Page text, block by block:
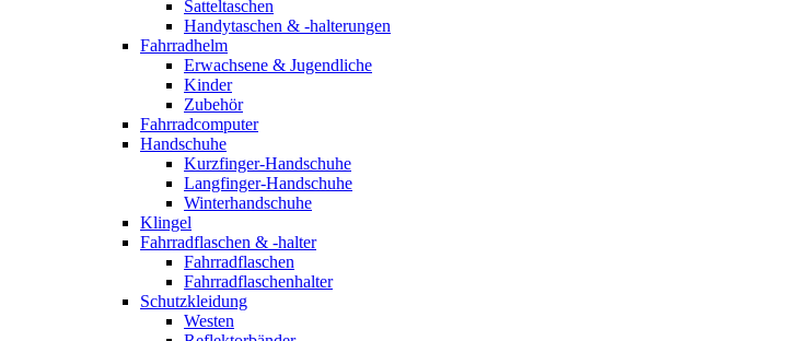
Satteltaschen
Handytaschen & -halterungen
Fahrradhelm
Erwachsene & Jugendliche
Kinder
Zubehör
Fahrradcomputer
Handschuhe
Kurzfinger-Handschuhe
Langfinger-Handschuhe
Winterhandschuhe
Klingel
Fahrradflaschen & -halter
Fahrradflaschen
Fahrradflaschenhalter
Schutzkleidung
Westen